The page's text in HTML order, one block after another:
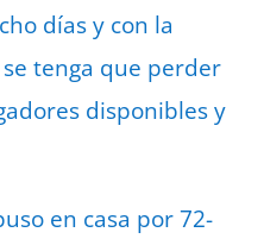
días y con la
tenga que perder
disponibles y
en casa por 72-